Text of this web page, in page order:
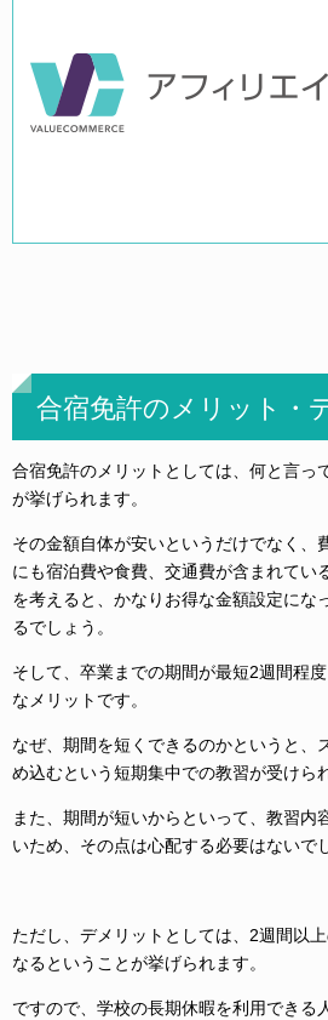
合宿免許のメリット・
合宿免許のメリットとしては、何と言っ
が挙げられます。
その金額自体が安いというだけでなく、
にも宿泊費や食費、交通費が含まれてい
を考えると、かなりお得な金額設定にな
るでしょう。
そして、卒業までの期間が最短2週間程
なメリットです。
なぜ、期間を短くできるのかというと、
め込むという短期集中での教習が受けら
また、期間が短いからといって、教習内
いため、その点は心配する必要はないで
ただし、デメリットとしては、2週間以
なるということが挙げられます。
ですので、学校の長期休暇を利用できる